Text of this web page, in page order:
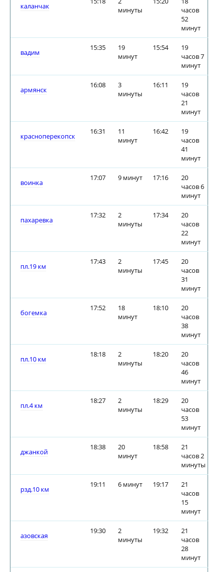
каланчак
минуты
часов
52
минут
вадим
15:35
19
минут
15:54
19
часов 7
минут
армянск
16:08
3
минуты
16:11
19
часов
21
минут
красноперекопск
16:31
11
минут
16:42
19
часов
41
минут
воинка
17:07 9 минут 17:16
20
часов 6
минут
пахаревка
17:32
2
минуты
17:34
20
часов
22
минут
пл.19 км
17:43
2
минуты
17:45
20
часов
31
минут
богемка
17:52
18
минут
18:10
20
часов
38
минут
пл.10 км
18:18
2
минуты
18:20
20
часов
46
минут
пл.4 км
18:27
2
минуты
18:29
20
часов
53
минут
джанкой
18:38
20
минут
18:58
21
часов 2
минуты
рзд.10 км
19:11 6 минут 19:17
21
часов
15
минут
азовская
19:30
2
минуты
19:32
21
часов
28
минут